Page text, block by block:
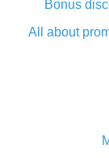
Bonus
All about
What is
The best
What is the